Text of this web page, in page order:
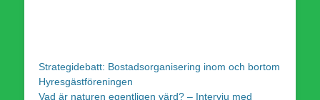
Strategidebatt: Bostadsorganisering inom och bortom
Hyresgästföreningen
Vad är naturen egentligen värd? – Intervju med